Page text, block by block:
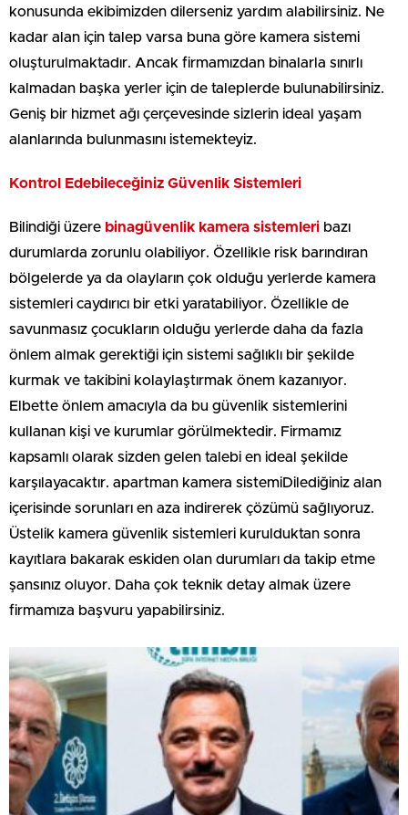
konusunda ekibimizden dilerseniz yardım alabilirsiniz. Ne
kadar alan için talep varsa buna göre kamera sistemi
oluşturulmaktadır. Ancak firmamızdan binalarla sınırlı
kalmadan başka yerler için de taleplerde bulunabilirsiniz.
Geniş bir hizmet ağı çerçevesinde sizlerin ideal yaşam
alanlarında bulunmasını istemekteyiz.
Kontrol Edebileceğiniz Güvenlik Sistemleri
Bilindiği üzere binagüvenlik kamera sistemleri bazı
durumlarda zorunlu olabiliyor. Özellikle risk barındıran
bölgelerde ya da olayların çok olduğu yerlerde kamera
sistemleri caydırıcı bir etki yaratabiliyor. Özellikle de
savunmasız çocukların olduğu yerlerde daha da fazla
önlem almak gerektiği için sistemi sağlıklı bir şekilde
kurmak ve takibini kolaylaştırmak önem kazanıyor.
Elbette önlem amacıyla da bu güvenlik sistemlerini
kullanan kişi ve kurumlar görülmektedir. Firmamız
kapsamlı olarak sizden gelen talebi en ideal şekilde
karşılayacaktır. apartman kamera sistemiDilediğiniz alan
içerisinde sorunları en aza indirerek çözümü sağlıyoruz.
Üstelik kamera güvenlik sistemleri kurulduktan sonra
kayıtlara bakarak eskiden olan durumları da takip etme
şansınız oluyor. Daha çok teknik detay almak üzere
firmamıza başvuru yapabilirsiniz.